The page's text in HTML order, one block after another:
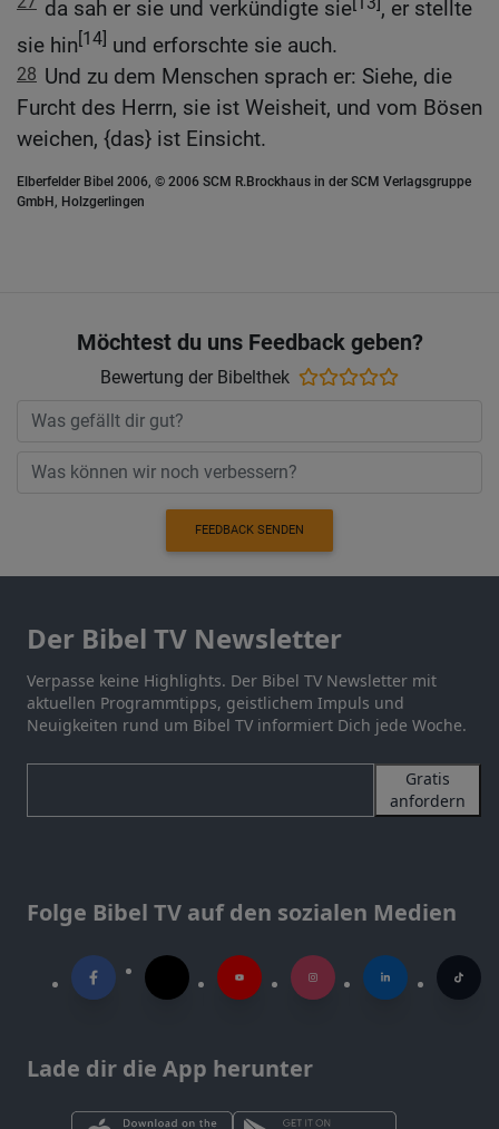
da sah er sie und verkündigte sie
, er stellte
sie hin[14] und erforschte sie auch.
28 Und zu dem Menschen sprach er: Siehe, die
Furcht des Herrn, sie ist Weisheit, und vom Bösen
weichen, {das} ist Einsicht.
Elberfelder Bibel 2006, © 2006 SCM R.Brockhaus in der SCM Verlagsgruppe
GmbH, Holzgerlingen
Möchtest du uns Feedback geben?
Bewertung der Bibelthek
FEEDBACK SENDEN
Der Bibel TV Newsletter
Verpasse keine Highlights. Der Bibel TV Newsletter mit
aktuellen Programmtipps, geistlichem Impuls und
Neuigkeiten rund um Bibel TV informiert Dich jede Woche.
Gratis
anfordern
Folge Bibel TV auf den sozialen Medien
Lade dir die App herunter